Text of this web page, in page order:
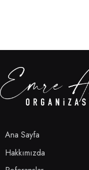
Ana Sayfa
Hakkımızda